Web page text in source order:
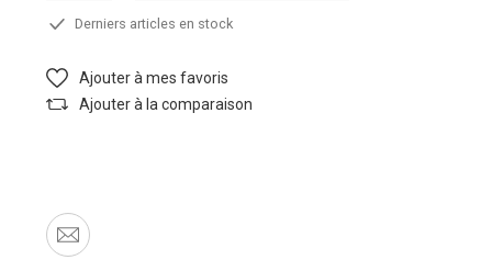
Derniers articles en stock
Ajouter à mes favoris
Ajouter à la comparaison